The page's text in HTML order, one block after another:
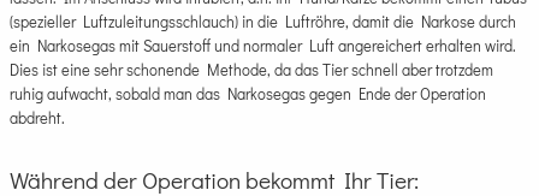
(spezieller Luftzuleitungsschlauch) in die Luftröhre, damit die Narkose durch
ein Narkosegas mit Sauerstoff und normaler Luft angereichert erhalten wird.
Dies ist eine sehr schonende Methode, da das Tier schnell aber trotzdem
ruhig aufwacht, sobald man das Narkosegas gegen Ende der Operation
abdreht.
Während der Operation bekommt Ihr Tier: